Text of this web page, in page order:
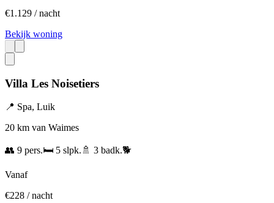
€1.129 / nacht
Bekijk woning
Villa Les Noisetiers
📍 Spa, Luik
20 km van Waimes
👥 9 pers.🛏️ 5 slpk. 🚿 3 badk.🐕
Vanaf
€228 / nacht